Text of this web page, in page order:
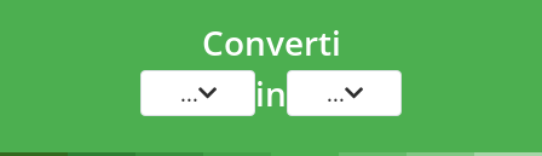
Converti
... in ...